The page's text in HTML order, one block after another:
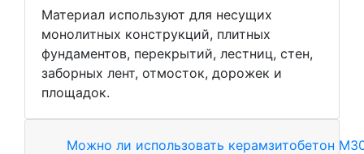
Материал используют для несущих
монолитных конструкций, плитных
фундаментов, перекрытий, лестниц, стен,
заборных лент, отмосток, дорожек и
площадок.
Можно ли использовать керамзитобетон